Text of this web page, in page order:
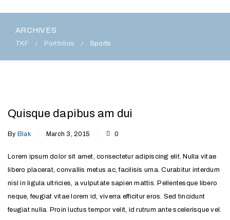
ARCHIVES
TKF / Portfolios / Sports
Quisque dapibus am dui
By Blak March 3, 2015 0
Lorem ipsum dolor sit amet, consectetur adipiscing elit. Nulla vitae
libero placerat, convallis metus ac, facilisis urna. Curabitur interdum
nisl in ligula ultricies, a vulputate sapien mattis. Pellentesque libero
neque, feugiat vitae lorem id, viverra efficitur eros. Sed tincidunt
feugiat nulla. Proin luctus tempor velit, id rutrum ante scelerisque vel.